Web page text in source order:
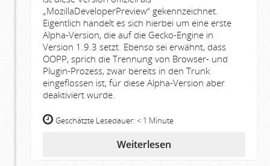
„MozillaDeveloperPreview“ gekennzeichnet.
Eigentlich handelt es sich hierbei um eine erste
Alpha-Version, die auf die Gecko-Engine in
Version 1.9.3 setzt. Ebenso sei erwähnt, dass
OOPP, sprich die Trennung von Browser- und
Plugin-Prozess, zwar bereits in den Trunk
eingeflossen ist, für diese Alpha-Version aber
deaktiviert wurde.
Geschätzte Lesedauer: < 1 Minute
Weiterlesen